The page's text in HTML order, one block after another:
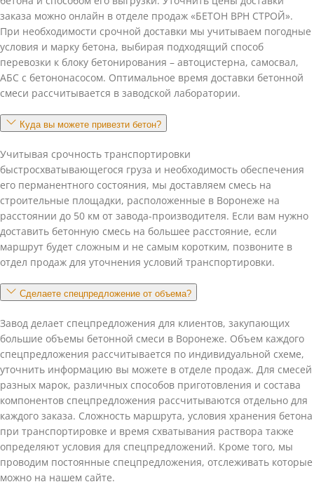
заказа можно онлайн в отделе продаж «БЕТОН ВРН СТРОЙ».
При необходимости срочной доставки мы учитываем погодные
условия и марку бетона, выбирая подходящий способ
перевозки к блоку бетонирования – автоцистерна, самосвал,
АБС с бетононасосом. Оптимальное время доставки бетонной
смеси рассчитывается в заводской лаборатории.
Куда вы можете привезти бетон?
Учитывая срочность транспортировки
быстросхватывающегося груза и необходимость обеспечения
его перманентного состояния, мы доставляем смесь на
строительные площадки, расположенные в Воронеже на
расстоянии до 50 км от завода-производителя. Если вам нужно
доставить бетонную смесь на большее расстояние, если
маршрут будет сложным и не самым коротким, позвоните в
отдел продаж для уточнения условий транспортировки.
Сделаете спецпредложение от объема?
Завод делает спецпредложения для клиентов, закупающих
большие объемы бетонной смеси в Воронеже. Объем каждого
спецпредложения рассчитывается по индивидуальной схеме,
уточнить информацию вы можете в отделе продаж. Для смесей
разных марок, различных способов приготовления и состава
компонентов спецпредложения рассчитываются отдельно для
каждого заказа. Сложность маршрута, условия хранения бетона
при транспортировке и время схватывания раствора также
определяют условия для спецпредложений. Кроме того, мы
проводим постоянные спецпредложения, отслеживать которые
можно на нашем сайте.